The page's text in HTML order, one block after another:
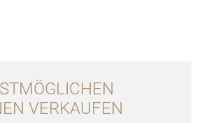
VERKAUFEN